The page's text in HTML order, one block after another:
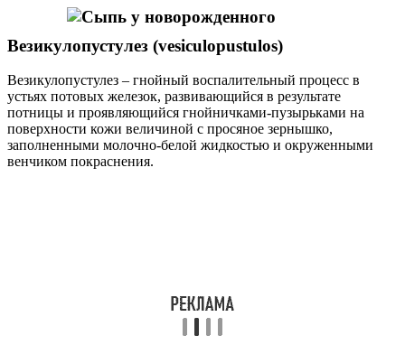
Везикулопустулез (vesiculopustulos)
Везикулопустулез – гнойный воспалительный процесс в
устьях потовых железок, развивающийся в результате
потницы и проявляющийся гнойничками-пузырьками на
поверхности кожи величиной с просяное зернышко,
заполненными молочно-белой жидкостью и окруженными
венчиком покраснения.